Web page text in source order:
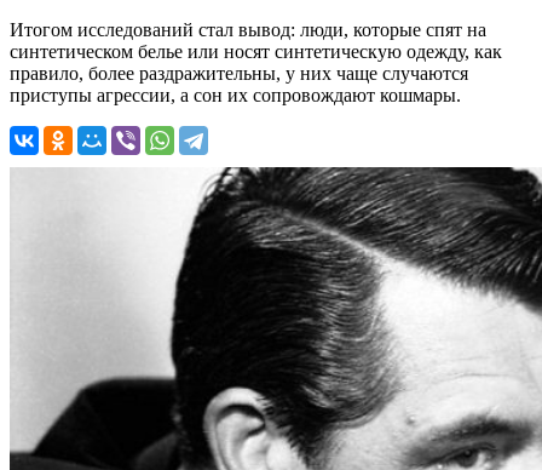
Итогом исследований стал вывод: люди, которые спят на
синтетическом белье или носят синтетическую одежду, как
правило, более раздражительны, у них чаще случаются
приступы агрессии, а сон их сопровождают кошмары.